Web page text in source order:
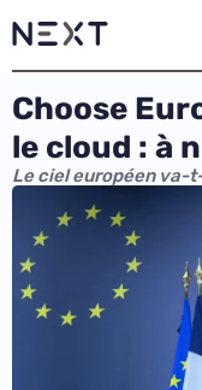
Choose
le cloud : à
Le ciel européen va-